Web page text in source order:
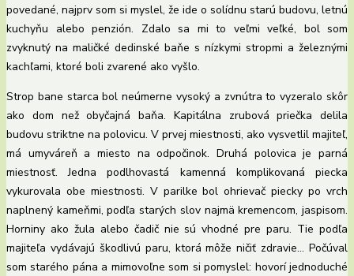
povedané, najprv som si myslel, že ide o solídnu starú budovu, letnú
kuchyňu alebo penzión. Zdalo sa mi to veľmi veľké, bol som
zvyknutý na maličké dedinské baňe s nízkymi stropmi a železnými
kachľami, ktoré boli zvarené ako vyšlo.
Strop bane starca bol neúmerne vysoký a zvnútra to vyzeralo skôr
ako dom než obyčajná baňa. Kapitálna zrubová priečka delila
budovu striktne na polovicu. V prvej miestnosti, ako vysvetlil majiteľ,
má umyváreň a miesto na odpočinok. Druhá polovica je parná
miestnosť. Jedna podlhovastá kamenná komplikovaná piecka
vykurovala obe miestnosti. V parilke bol ohrievač piecky po vrch
naplnený kameňmi, podľa starých slov najmä kremencom, jaspisom.
Horniny ako žula alebo čadič nie sú vhodné pre paru. Tie podľa
majiteľa vydávajú škodlivú paru, ktorá môže ničiť zdravie… Počúval
som starého pána a mimovoľne som si pomyslel: hovorí jednoduché